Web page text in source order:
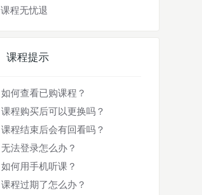
课程无忧退
课程提示
如何查看已购课程？
课程购买后可以更换吗？
课程结束后会有回看吗？
无法登录怎么办？
如何用手机听课？
课程过期了怎么办？